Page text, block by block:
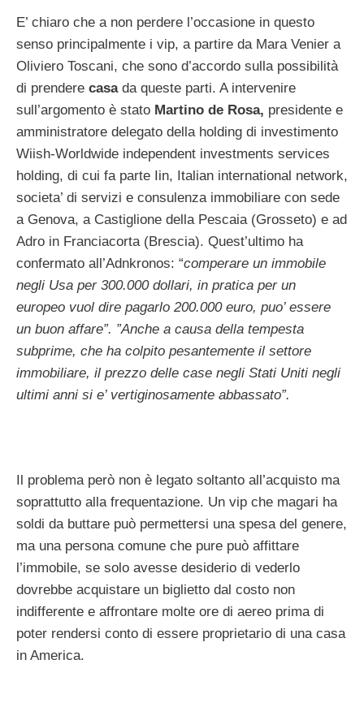
E’ chiaro che a non perdere l’occasione in questo
senso principalmente i vip, a partire da Mara Venier a
Oliviero Toscani, che sono d’accordo sulla possibilità
di prendere casada queste parti. A intervenire
sull’argomento è stato Martino de Rosa, presidente e
amministratore delegato della holding di investimento
Wiish-Worldwide independent investments services
holding, di cui fa parte Iin, Italian international network,
societa’ di servizi e consulenza immobiliare con sede
a Genova, a Castiglione della Pescaia (Grosseto) e ad
Adro in Franciacorta (Brescia). Quest’ultimo ha
confermato all’Adnkronos: “comperare un immobile
negli Usa per 300.000 dollari, in pratica per un
europeo vuol dire pagarlo 200.000 euro, puo’ essere
un buon affare”. ”Anche a causa della tempesta
subprime, che ha colpito pesantemente il settore
immobiliare, il prezzo delle case negli Stati Uniti negli
ultimi anni si e’ vertiginosamente abbassato”.
Il problema però non è legato soltanto all’acquisto ma
soprattutto alla frequentazione. Un vip che magari ha
soldi da buttare può permettersi una spesa del genere,
ma una persona comune che pure può affittare
l’immobile, se solo avesse desiderio di vederlo
dovrebbe acquistare un biglietto dal costo non
indifferente e affrontare molte ore di aereo prima di
poter rendersi conto di essere proprietario di una casa
in America.